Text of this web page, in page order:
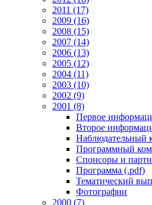
2011 (17)
2009 (16)
2008 (15)
2007 (14)
2006 (13)
2005 (12)
2004 (11)
2003 (10)
2002 (9)
2001 (8)
Первое
Второе
Наблюдательный
Программный
Спонсоры и
Программа (.pdf)
Тематический
Фотографии
2000 (7)